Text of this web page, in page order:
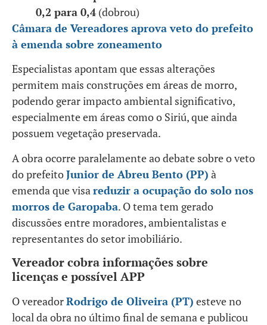
0,2 para 0,4 (dobrou)
Câmara de Vereadores aprova veto do prefeito
à emenda sobre zoneamento
Especialistas apontam que essas alterações
permitem mais construções em áreas de morro,
podendo gerar impacto ambiental significativo,
especialmente em áreas como o Siriú, que ainda
possuem vegetação preservada.
A obra ocorre paralelamente ao debate sobre o veto
do prefeitoJunior de Abreu Bento (PP) à
emenda que visa reduzir a ocupação do solo nos
morros de Garopaba. O tema tem gerado
discussões entre moradores, ambientalistas e
representantes do setor imobiliário.
Vereador cobra informações sobre
licenças e possível APP
O vereadorRodrigo de Oliveira (PT) esteve no
local da obra no último final de semana e publicou